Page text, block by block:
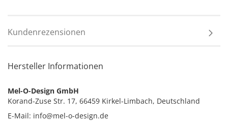
Kundenrezensionen
Hersteller Informationen
Mel-O-Design GmbH
Korand-Zuse Str. 17, 66459 Kirkel-Limbach, Deutschland
E-Mail: info@mel-o-design.de